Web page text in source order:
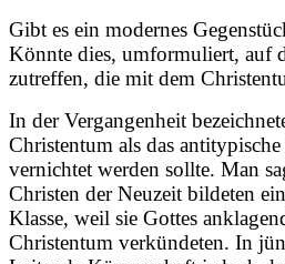
Gibt es ein modernes
Könnte dies, umformuliert, auf
zutreffen, die mit dem
In der Vergangenheit
Christentum als das antitypische
vernichtet werden sollte. Man
Christen der Neuzeit bildeten
Klasse, weil sie Gottes
Christentum verkündeten. In